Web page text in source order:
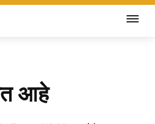
आहे